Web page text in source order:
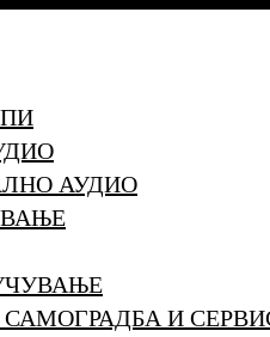
АУДИО
И